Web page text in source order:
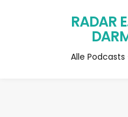
RADAR
Alle